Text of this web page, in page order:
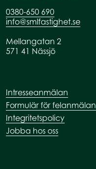
0380-650 690
info@smlfastighet.se
Mellangatan 2
571 41 Nässjö
Intresseanmälan
Formulär för felanmälan
Integritetspolicy
Jobba hos oss